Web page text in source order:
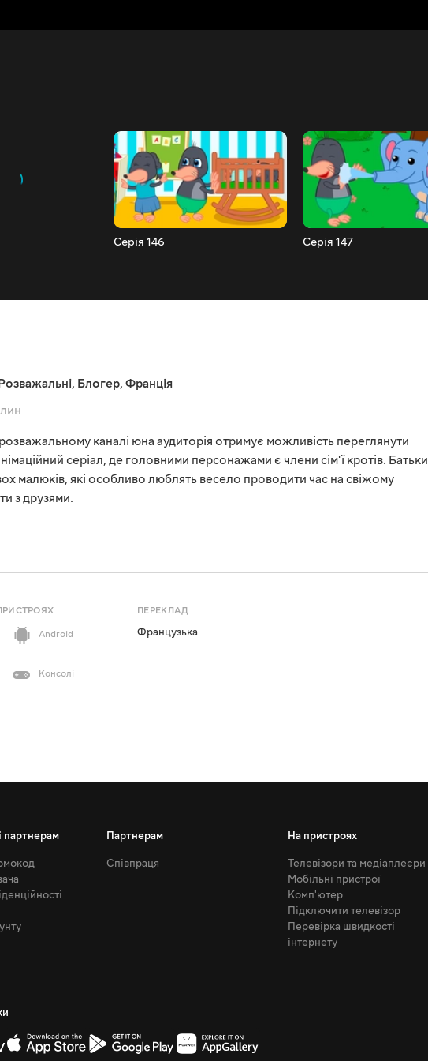
Серія 146 Серія 147
, Блогер, Франція
каналі юна аудиторія отримує можливість переглянути
серіал, де головними персонажами є члени сім'ї кротів. Батьки
малюків, які особливо люблять весело проводити час на свіжому
з друзями.
Android
Консолі
ПЕРЕКЛАД
Французька
партнерам
Партнерам
Співпраця
На пристроях
Телевізори та медіаплеєри
Мобільні пристрої
Комп'ютер
Підключити телевізор
Перевірка швидкості
інтернету